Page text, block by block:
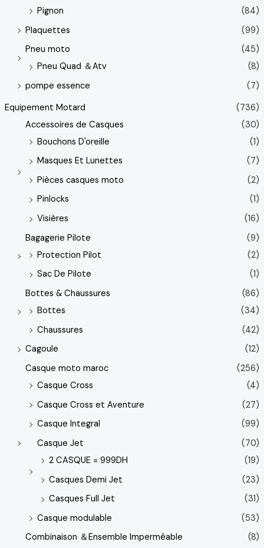
Pignon
(84)
Plaquettes
(99)
Pneu moto
(45)
Pneu Quad ＆Atv
(8)
pompe essence
(7)
Equipement Motard
(736)
Accessoires de Casques
(30)
Bouchons D'oreille
(1)
Masques Et Lunettes
(7)
Pièces casques moto
(2)
Pinlocks
(1)
Visières
(16)
Bagagerie Pilote
(9)
Protection Pilot
(2)
Sac De Pilote
(1)
Bottes & Chaussures
(86)
Bottes
(34)
Chaussures
(42)
Cagoule
(12)
Casque moto maroc
(256)
Casque Cross
(4)
Casque Cross et Aventure
(27)
Casque Integral
(99)
Casque Jet
(70)
2 CASQUE = 999DH
(19)
Casques Demi Jet
(23)
Casques Full Jet
(31)
Casque modulable
(53)
Combinaison ＆Ensemble Imperméable
(8)